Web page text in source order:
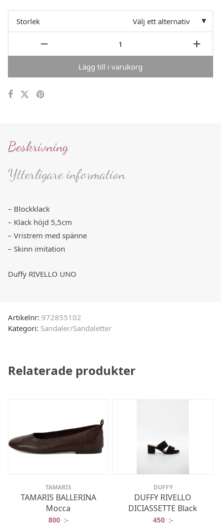
Storlek Välj ett alternativ
Lägg till i varukorg
Beskrivning
Ytterligare information
– Blockklack
– Klack höjd 5,5cm
– Vristrem med spänne
– Skinn imitation
Duffy RIVELLO UNO
Artikelnr: 972855102
Kategori: Sandaler/Sandaletter
Relaterade produkter
TAMARIS
TAMARIS BALLERINA
Mocca
800 :-
DUFFY
DUFFY RIVELLO
DICIASSETTE Black
450 :-